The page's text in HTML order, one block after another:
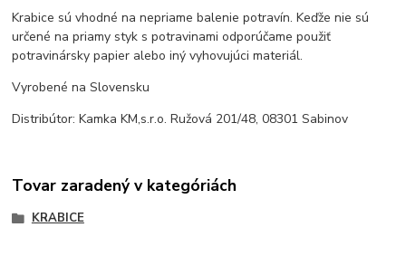
Krabice sú vhodné na nepriame balenie potravín. Keďže nie sú
určené na priamy styk s potravinami odporúčame použiť
potravinársky papier alebo iný vyhovujúci materiál.
Vyrobené na Slovensku
Distribútor: Kamka KM,s.r.o. Ružová 201/48, 08301 Sabinov
Tovar zaradený v kategóriách
KRABICE